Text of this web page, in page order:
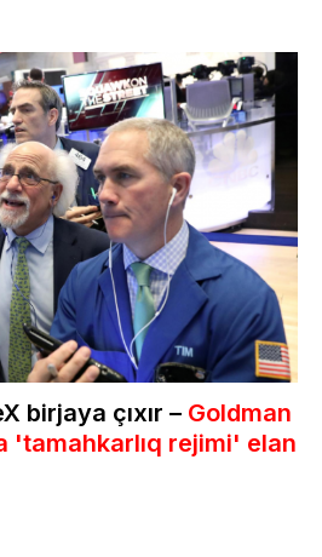
birjaya çıxır – Goldman
'tamahkarlıq rejimi' elan